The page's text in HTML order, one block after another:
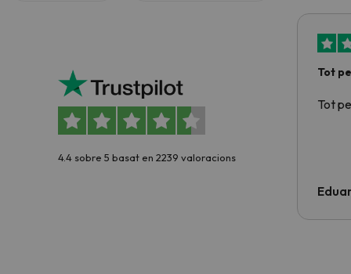
4.4 sobre 5 basat en 2239 valoracions
Tot
Tot